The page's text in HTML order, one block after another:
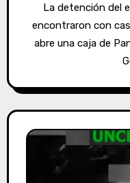
La detención del ex director de ARSAT, a quien
encontraron con
abre una caja de